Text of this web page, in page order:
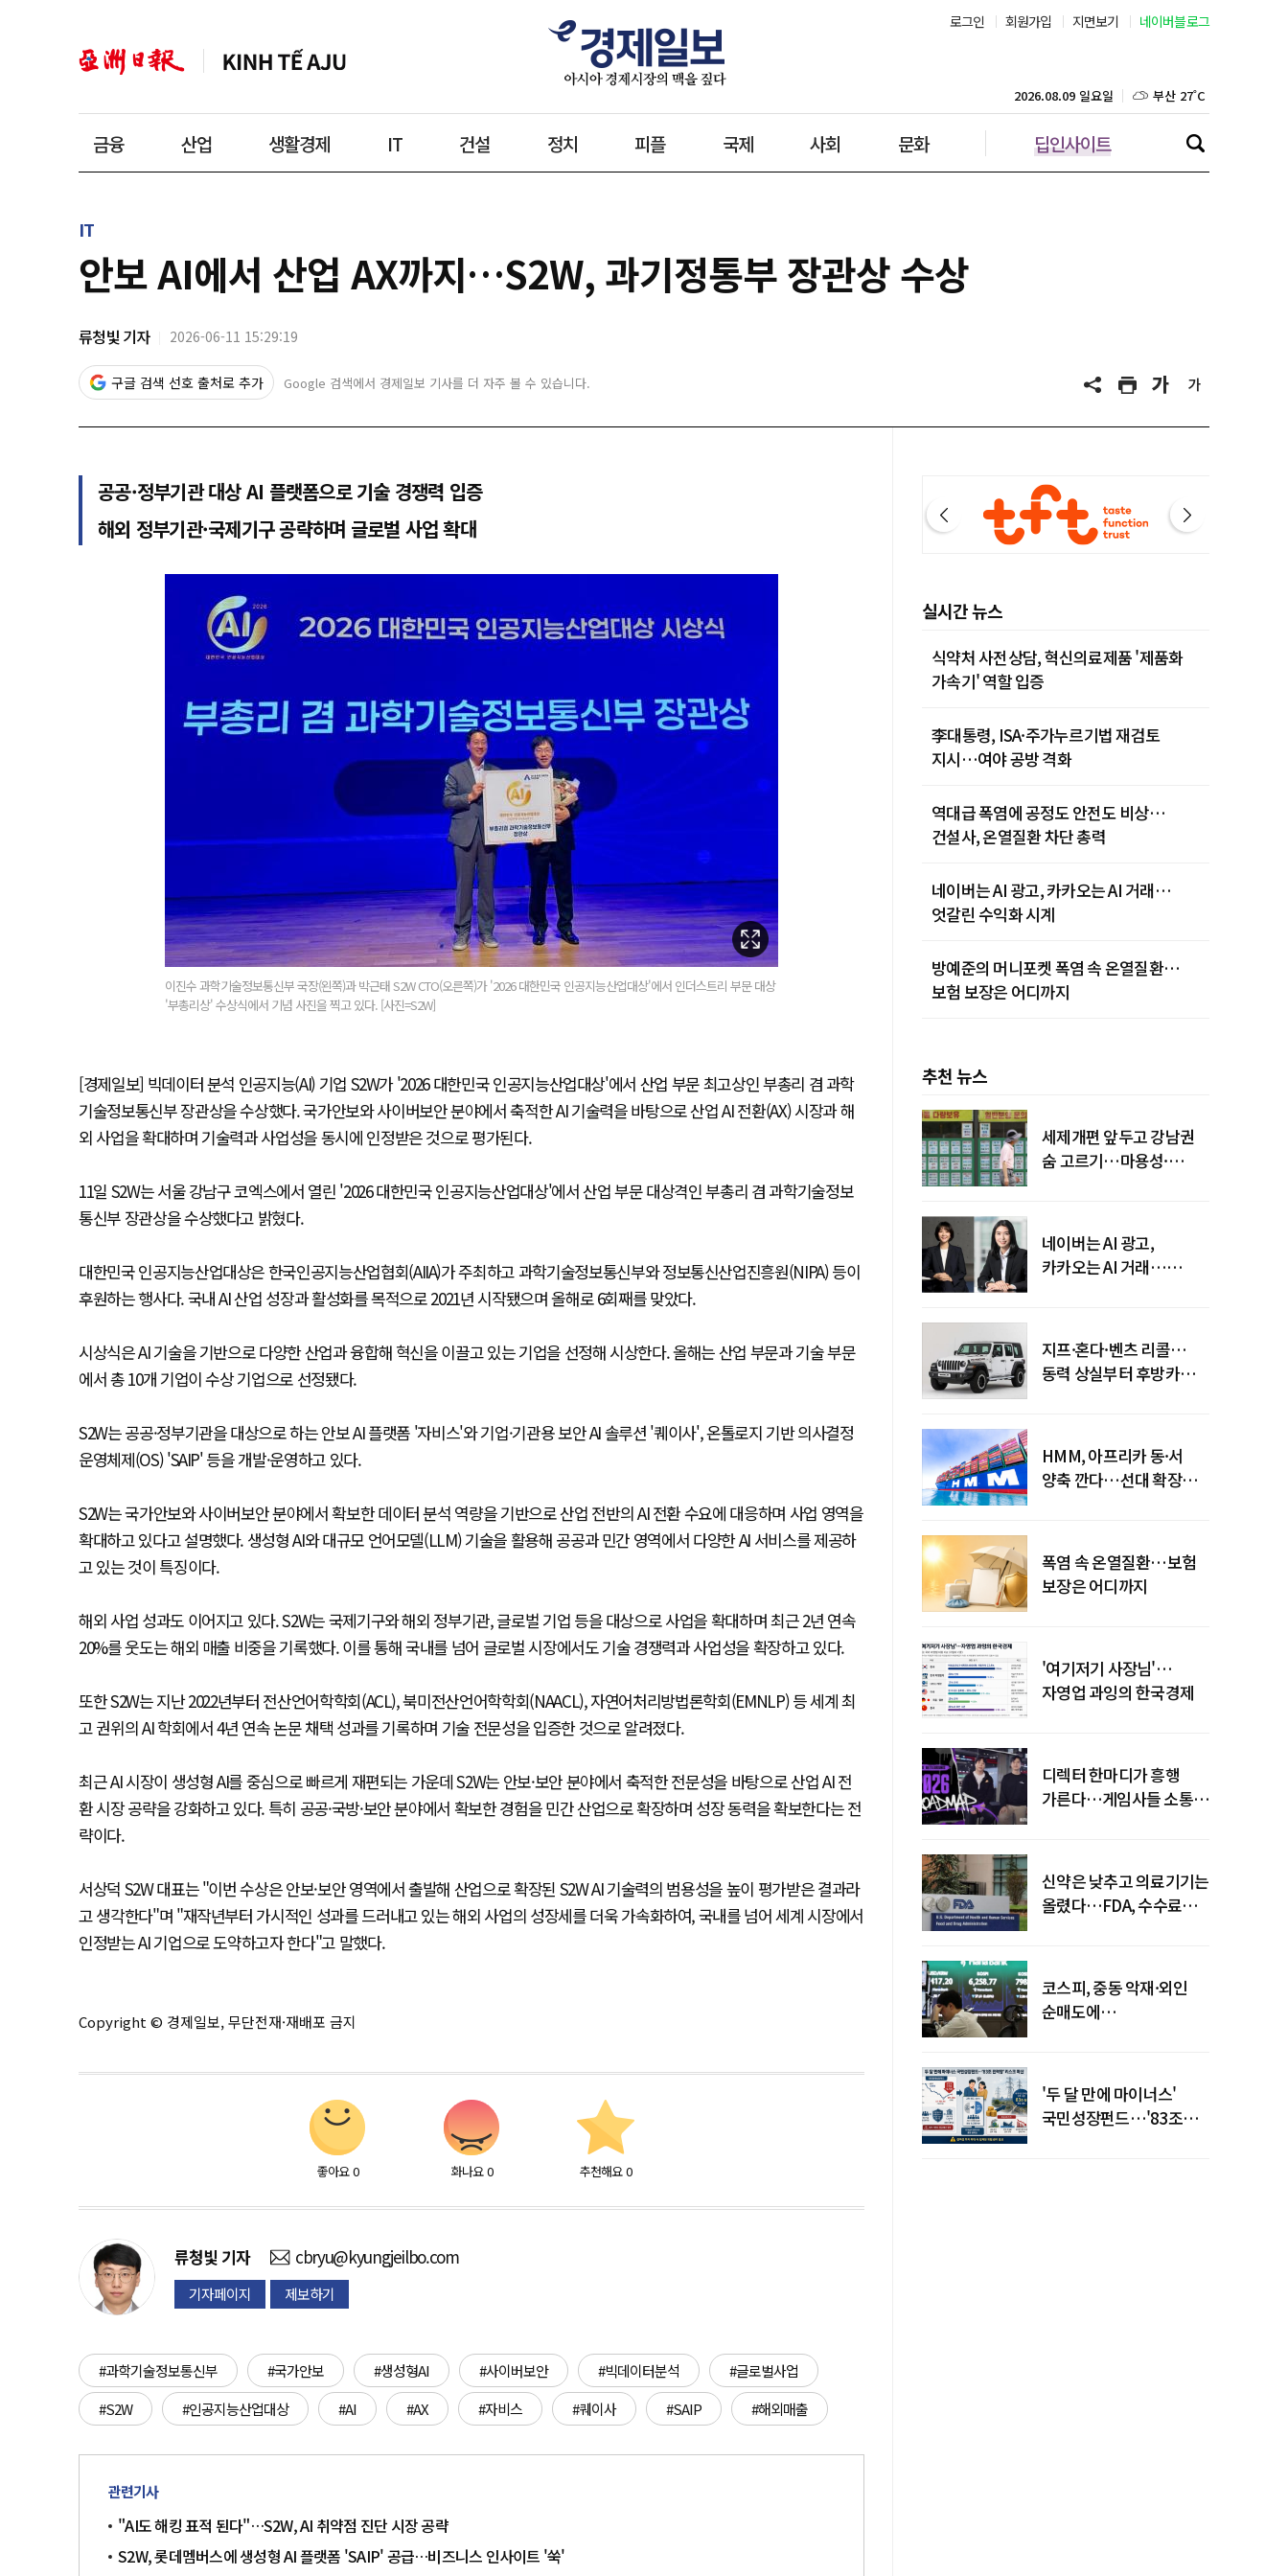
로그인 회원가입 지면보기 네이버블로그
금융 산업 생활경제 IT 건설 정치 피플 국제 사회 문화 딥인사이트
2026.08.09 일요일 대구 25˚C
인천 25˚C
제주 29˚C
IT
안보 AI에서 산업 AX까지…S2W, 과기정통부 장관상 수상
류청빛 기자 2026-06-11 15:29:19
구글 검색 선호 출처로 추가 Google 검색에서 경제일보 기사를 더 자주 볼 수 있습니다.
공공·정부기관 대상 AI 플랫폼으로 기술 경쟁력 입증
해외 정부기관·국제기구 공략하며 글로벌 사업 확대
이진수 과학기술정보통신부 국장(왼쪽)과 박근태 S2W CTO(오른쪽)가 '2026 대한민국 인공지능산업대상'에서 인더스트리 부문 대상
'부총리상' 수상식에서 기념 사진을 찍고 있다. [사진=S2W]
[경제일보] 빅데이터 분석 인공지능(AI) 기업 S2W가 '2026 대한민국 인공지능산업대상'에서 산업 부문 최고상인 부총리 겸 과학
기술정보통신부 장관상을 수상했다. 국가안보와 사이버보안 분야에서 축적한 AI 기술력을 바탕으로 산업 AI 전환(AX) 시장과 해
외 사업을 확대하며 기술력과 사업성을 동시에 인정받은 것으로 평가된다.
11일 S2W는 서울 강남구 코엑스에서 열린 '2026 대한민국 인공지능산업대상'에서 산업 부문 대상격인 부총리 겸 과학기술정보
통신부 장관상을 수상했다고 밝혔다.
대한민국 인공지능산업대상은 한국인공지능산업협회(AIIA)가 주최하고 과학기술정보통신부와 정보통신산업진흥원(NIPA) 등이
후원하는 행사다. 국내 AI 산업 성장과 활성화를 목적으로 2021년 시작됐으며 올해로 6회째를 맞았다.
시상식은 AI 기술을 기반으로 다양한 산업과 융합해 혁신을 이끌고 있는 기업을 선정해 시상한다. 올해는 산업 부문과 기술 부문
에서 총 10개 기업이 수상 기업으로 선정됐다.
S2W는 공공·정부기관을 대상으로 하는 안보 AI 플랫폼 '자비스'와 기업·기관용 보안 AI 솔루션 '퀘이사', 온톨로지 기반 의사결정
운영체제(OS) 'SAIP' 등을 개발·운영하고 있다.
S2W는 국가안보와 사이버보안 분야에서 확보한 데이터 분석 역량을 기반으로 산업 전반의 AI 전환 수요에 대응하며 사업 영역을
확대하고 있다고 설명했다. 생성형 AI와 대규모 언어모델(LLM) 기술을 활용해 공공과 민간 영역에서 다양한 AI 서비스를 제공하
고 있는 것이 특징이다.
해외 사업 성과도 이어지고 있다. S2W는 국제기구와 해외 정부기관, 글로벌 기업 등을 대상으로 사업을 확대하며 최근 2년 연속
20%를 웃도는 해외 매출 비중을 기록했다. 이를 통해 국내를 넘어 글로벌 시장에서도 기술 경쟁력과 사업성을 확장하고 있다.
또한 S2W는 지난 2022년부터 전산언어학학회(ACL), 북미전산언어학학회(NAACL), 자연어처리방법론학회(EMNLP) 등 세계 최
고 권위의 AI 학회에서 4년 연속 논문 채택 성과를 기록하며 기술 전문성을 입증한 것으로 알려졌다.
최근 AI 시장이 생성형 AI를 중심으로 빠르게 재편되는 가운데 S2W는 안보·보안 분야에서 축적한 전문성을 바탕으로 산업 AI 전
환 시장 공략을 강화하고 있다. 특히 공공·국방·보안 분야에서 확보한 경험을 민간 산업으로 확장하며 성장 동력을 확보한다는 전
략이다.
서상덕 S2W 대표는 "이번 수상은 안보·보안 영역에서 출발해 산업으로 확장된 S2W AI 기술력의 범용성을 높이 평가받은 결과라
고 생각한다"며 "재작년부터 가시적인 성과를 드러내고 있는 해외 사업의 성장세를 더욱 가속화하여, 국내를 넘어 세계 시장에서
인정받는 AI 기업으로 도약하고자 한다"고 말했다.
Copyright © 경제일보, 무단전재·재배포 금지
좋아요 0 화나요 0 추천해요 0
류청빛 기자 cbryu@kyungjeilbo.com
기자페이지 제보하기
#과학기술정보통신부 #국가안보 #생성형AI #사이버보안 #빅데이터분석
#글로벌사업
#S2W
#인공지능산업대상 #AI #AX #자비스 #퀘이사 #SAIP #해외매출
관련기사
"AI도 해킹 표적 된다"…S2W, AI 취약점 진단 시장 공략
S2W, 롯데멤버스에 생성형 AI 플랫폼 'SAIP' 공급…비즈니스 인사이트 '쑥'
실시간 뉴스
식약처 사전상담, 혁신의료제품 '제품화
가속기' 역할 입증
李대통령, ISA·주가누르기법 재검토
지시…여야 공방 격화
역대급 폭염에 공정도 안전도 비상…
건설사, 온열질환 차단 총력
네이버는 AI 광고, 카카오는 AI 거래…
엇갈린 수익화 시계
방예준의 머니포켓 폭염 속 온열질환…
보험 보장은 어디까지
추천 뉴스
세제개편 앞두고 강남권
숨 고르기…마용성·
네이버는 AI 광고,
카카오는 AI 거래…
지프·혼다·벤츠 리콜…
동력 상실부터 후방카메라
HMM, 아프리카 동·서
양축 깐다…선대 확장
폭염 속 온열질환…보험
보장은 어디까지
'여기저기 사장님'…
자영업 과잉의 한국경제
디렉터 한마디가 흥행
가른다…게임사들 소통
신약은 낮추고 의료기기는
올렸다…FDA, 수수료
코스피, 중동 악재·외인
순매도에
'두 달 만에 마이너스'
국민성장펀드…'83조